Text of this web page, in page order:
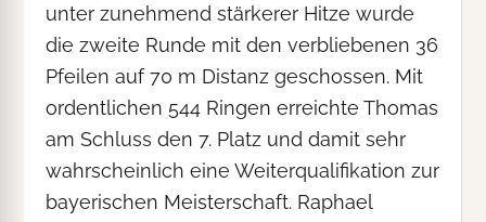
unter zunehmend stärkerer Hitze wurde
die zweite Runde mit den verbliebenen 36
Pfeilen auf 70 m Distanz geschossen. Mit
ordentlichen 544 Ringen erreichte Thomas
am Schluss den 7. Platz und damit sehr
wahrscheinlich eine Weiterqualifikation zur
bayerischen Meisterschaft. Raphael